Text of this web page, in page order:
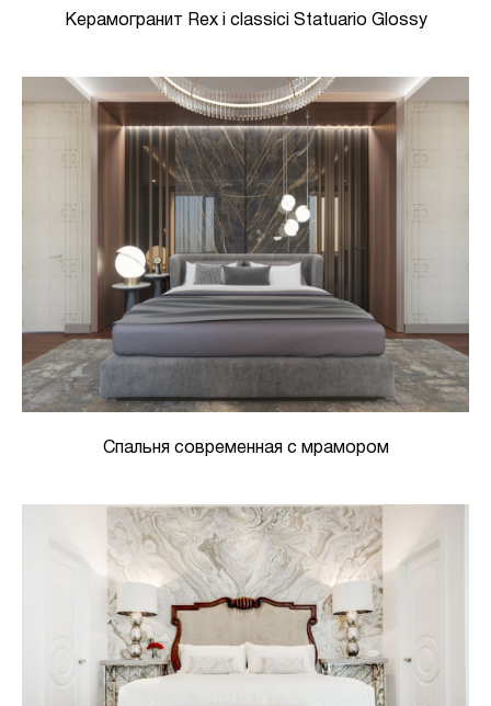
Керамогранит Rex i classici Statuario Glossy
Спальня современная с мрамором